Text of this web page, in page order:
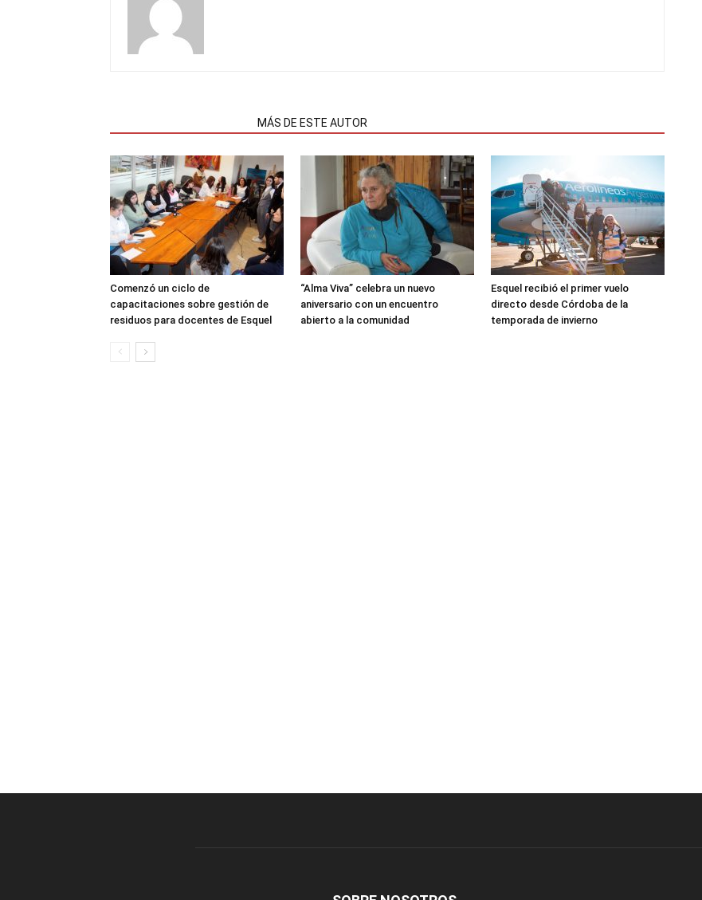
MÁS DE ESTE AUTOR
Comenzó un ciclo de
capacitaciones sobre gestión de
residuos para docentes de Esquel
“Alma Viva” celebra un nuevo
aniversario con un encuentro
abierto a la comunidad
Esquel recibió el primer vuelo
directo desde Córdoba de la
temporada de invierno